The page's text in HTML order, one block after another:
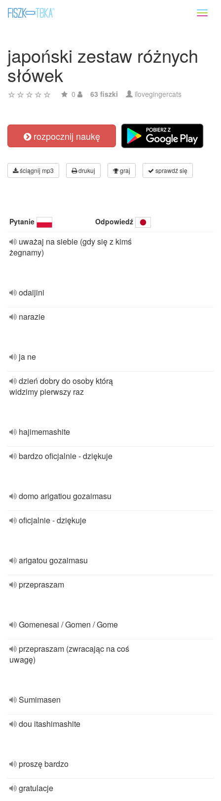
japoński zestaw różnych
słówek
0 63 fiszki ilovegingercats
rozpocznij naukę
ściągnij mp3 drukuj graj sprawdź się
Pytanie Odpowiedź
uważaj na siebie (gdy się z kimś
żegnamy)
odaijini
narazie
ja ne
dzień dobry do osoby którą
widzimy pierwszy raz
hajimemashite
bardzo oficjalnie - dziękuje
domo arigatiou gozaimasu
oficjalnie - dziękuje
arigatou gozaimasu
przepraszam
Gomenesai / Gomen / Gome
przepraszam (zwracając na coś
uwagę)
Sumimasen
dou itashimashite
proszę bardzo
gratulacje